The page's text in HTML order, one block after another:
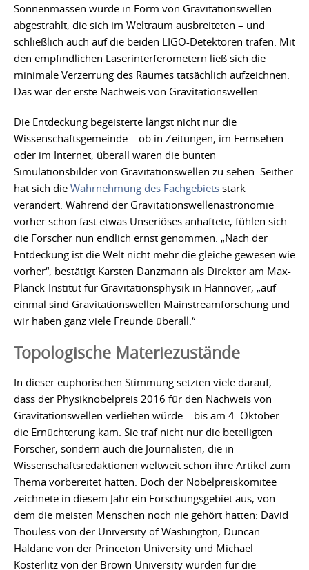
Sonnenmassen wurde in Form von Gravitationswellen
abgestrahlt, die sich im Weltraum ausbreiteten – und
schließlich auch auf die beiden LIGO-Detektoren trafen. Mit
den empfindlichen Laserinterferometern ließ sich die
minimale Verzerrung des Raumes tatsächlich aufzeichnen.
Das war der erste Nachweis von Gravitationswellen.
Die Entdeckung begeisterte längst nicht nur die
Wissenschaftsgemeinde – ob in Zeitungen, im Fernsehen
oder im Internet, überall waren die bunten
Simulationsbilder von Gravitationswellen zu sehen. Seither
hat sich die Wahrnehmung des Fachgebiets stark
verändert. Während der Gravitationswellenastronomie
vorher schon fast etwas Unseriöses anhaftete, fühlen sich
die Forscher nun endlich ernst genommen. „Nach der
Entdeckung ist die Welt nicht mehr die gleiche gewesen wie
vorher“, bestätigt Karsten Danzmann als Direktor am Max-
Planck-Institut für Gravitationsphysik in Hannover, „auf
einmal sind Gravitationswellen Mainstreamforschung und
wir haben ganz viele Freunde überall.“
Topologische Materiezustände
In dieser euphorischen Stimmung setzten viele darauf,
dass der Physiknobelpreis 2016 für den Nachweis von
Gravitationswellen verliehen würde – bis am 4. Oktober
die Ernüchterung kam. Sie traf nicht nur die beteiligten
Forscher, sondern auch die Journalisten, die in
Wissenschaftsredaktionen weltweit schon ihre Artikel zum
Thema vorbereitet hatten. Doch der Nobelpreiskomitee
zeichnete in diesem Jahr ein Forschungsgebiet aus, von
dem die meisten Menschen noch nie gehört hatten: David
Thouless von der University of Washington, Duncan
Haldane von der Princeton University und Michael
Kosterlitz von der Brown University wurden für die